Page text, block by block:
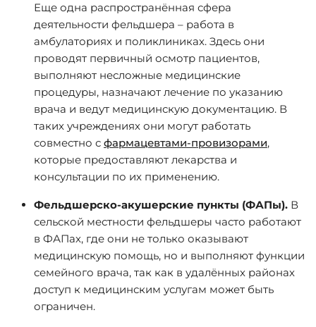
Еще одна распространённая сфера
деятельности фельдшера – работа в
амбулаториях и поликлиниках. Здесь они
проводят первичный осмотр пациентов,
выполняют несложные медицинские
процедуры, назначают лечение по указанию
врача и ведут медицинскую документацию. В
таких учреждениях они могут работать
совместно с фармацевтами-провизорами,
которые предоставляют лекарства и
консультации по их применению.
Фельдшерско-акушерские пункты (ФАПы). В
сельской местности фельдшеры часто работают
в ФАПах, где они не только оказывают
медицинскую помощь, но и выполняют функции
семейного врача, так как в удалённых районах
доступ к медицинским услугам может быть
ограничен.